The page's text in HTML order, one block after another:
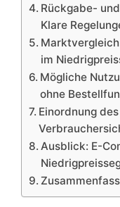
Rückgabe-
Klare
im
Mögliche
ohne
Einordnung
Ausblick: E-